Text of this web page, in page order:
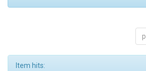
Item hits: